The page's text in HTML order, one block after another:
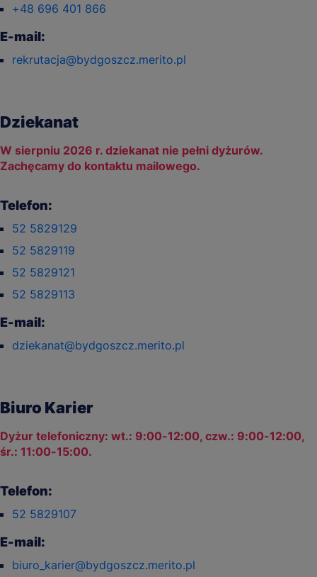
+48 696 401 866
E-mail:
rekrutacja@bydgoszcz.merito.pl
Dziekanat
W sierpniu 2026 r. dziekanat nie pełni dyżurów.
Zachęcamy do kontaktu mailowego.
Telefon:
52 5829129
52 5829119
52 5829121
52 5829113
E-mail:
dziekanat@bydgoszcz.merito.pl
Biuro Karier
Dyżur telefoniczny: wt.: 9:00-12:00, czw.: 9:00-12:00,
śr.: 11:00-15:00.
Telefon:
52 5829107
E-mail:
biuro_karier@bydgoszcz.merito.pl